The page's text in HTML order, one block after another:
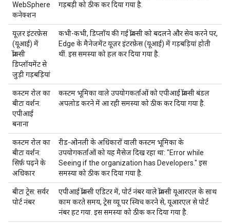
WebSphere
कनेक्शन
गड़बड़ी को ठीक कर दिया गया है.
यूज़र इंटरफ़ेस
(यूआई) में
प्रॉक्सी
डिप्लॉयमेंट से
जुड़ी गड़बड़ियां
कभी-कभी, डिप्लॉय की गई प्रॉक्सी को बदलने और सेव करने पर,
Edge के मैनेजमेंट यूज़र इंटरफ़ेस (यूआई) में गड़बड़ियां होती
थीं. इस समस्या को हल कर दिया गया है.
कस्टम रोल का
बीटा वर्शन:
एपीआई
बनाना
कस्टम भूमिका वाले उपयोगकर्ताओं को एपीआई प्रॉक्सी बंडल
अपलोड करने में आ रही समस्या को ठीक कर दिया गया है.
कस्टम रोल का
बीटा वर्शन:
सिर्फ़ पढ़ने के
अधिकार
रीड-ओनली के अधिकारों वाली कस्टम भूमिका के
उपयोगकर्ताओं को यह मैसेज दिख रहा था: "Error while
Seeing if the organization has Developers." इस
समस्या को ठीक कर दिया गया है.
बीटा ट्रेस: सर्वर
पोर्ट नंबर
एपीआई प्रॉक्सी एडिटर में, पोर्ट नंबर वाले प्रॉक्सी यूआरएल के साथ
काम करते समय, ट्रेस व्यू पर स्विच करने से, यूआरएल से पोर्ट
नंबर हट गया. इस समस्या को ठीक कर दिया गया है.